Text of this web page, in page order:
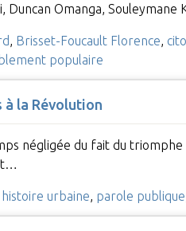
Omanga, Souleymane
Brisset-Foucault Florence
populaire
à la Révolution
négligée du fait du
histoire urbaine, parole publique